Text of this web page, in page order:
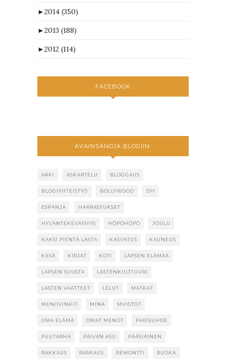
►2014 (350)
►2013 (188)
►2012 (114)
FACEBOOK
AVAINSANOJA BLOGIIN:
ARKI ASKARTELU BLOGGAUS
BLOGIYHTEISTYÖ BOLLYWOOD DIY
ESPANJA HARRASTUKSET
HYVÄNTEKEVÄISYYS HÖPÖHÖPÖ JOULU
KAKSI PIENTÄ LASTA KASVATUS KAUNEUS
KESÄ KIRJAT KOTI LAPSEN ELÄMÄÄ
LAPSEN SUUSTA LASTENKULTTUURI
LASTEN VAATTEET LELUT MATKAT
MENOVINKIT MINÄ MUISTOT
OMA ELÄMÄ OMAT MENOT PARISUHDE
PUUTARHA PÄIVÄN ASU PÄÄSIÄINEN
RAKKAUS RASKAUS REMONTTI RUOKA